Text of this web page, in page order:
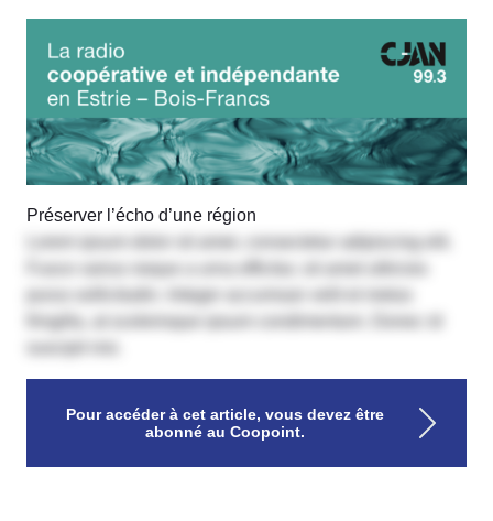
Préserver l’écho d’une région
Lorem ipsum dolor sit amet, consectetur adipiscing elit.
Fusce varius neque a urna efficitur, sit amet ultricies
purus sollicitudin. Integer accumsan velit et metus
fringilla, at scelerisque ipsum condimentum. Donec id
Pour accéder à cet article, vous devez être
abonné au Coopoint.